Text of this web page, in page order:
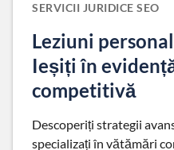
SERVICII JURIDICE SEO
Leziuni
Ieșiți în
competitivă
Descoperiți strategii
specializați în vătămări